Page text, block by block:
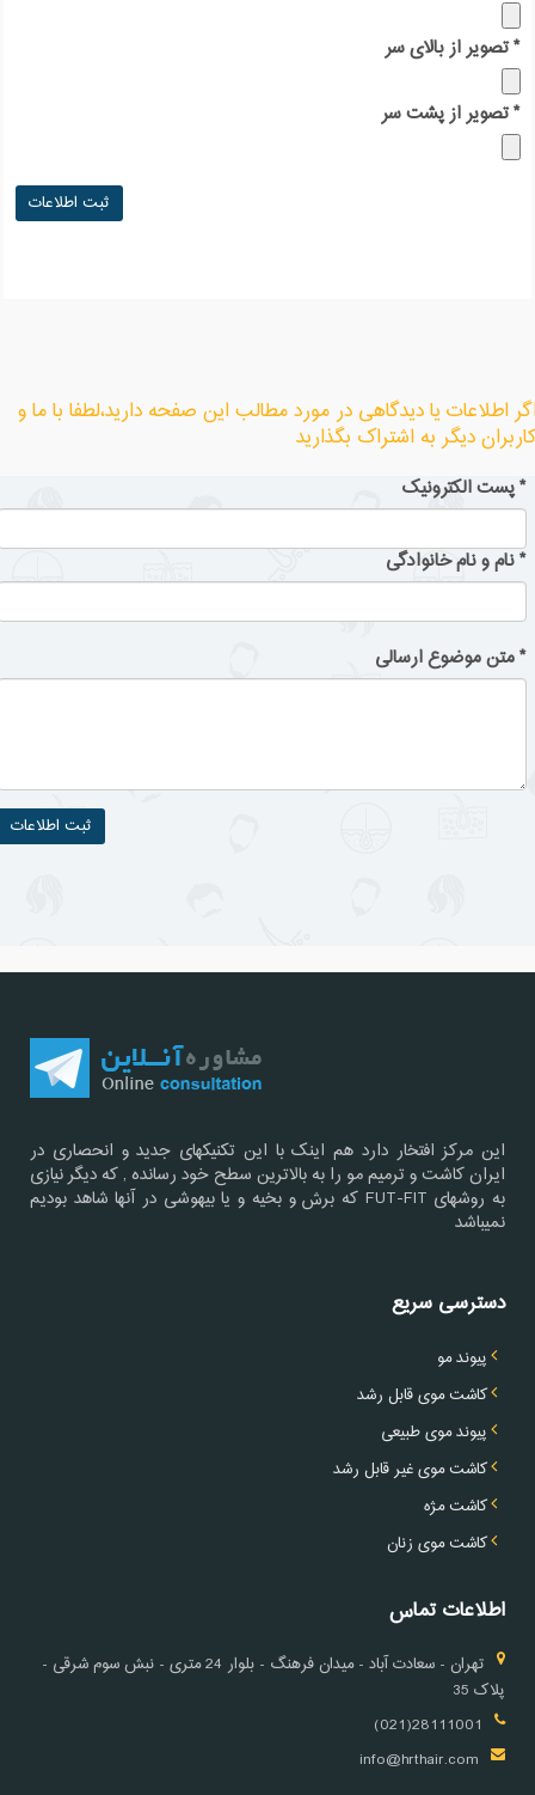
*تصویر از بالای سر
*تصویر از پشت سر
اطلاعات یا دیدگاهی در مورد مطالب این صفحه دارید،لطفا با ما و
دیگر به اشتراک بگذارید
*پست الکترونیک
*نام و نام خانوادگی
*متن موضوع ارسالی
این مرکز افتخار دارد هم اینک با این تکنیکهای جدید و انحصاری در
ایران کاشت و ترمیم مو را به بالاترین سطح خود رسانده , که دیگر نیازی
به روشهای FUT-FIT که برش و بخیه و یا بیهوشی در آنها شاهد بودیم
نمیباشد
دسترسی سریع
پیوند مو
کاشت موی قابل رشد
پیوند موی طبیعی
کاشت موی غیر قابل رشد
کاشت مژه
کاشت موی زنان
اطلاعات تماس
تهران - سعادت آباد - میدان فرهنگ - بلوار 24 متری - نبش سوم شرقی -
پلاک 35
28111001(021)
info@hrthair.com